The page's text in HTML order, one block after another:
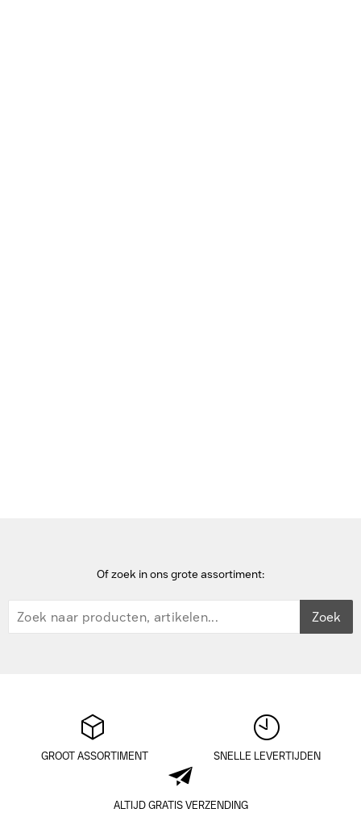
Of zoek in ons grote assortiment:
Zoek
GROOT ASSORTIMENT SNELLE LEVERTIJDEN
ALTIJD GRATIS VERZENDING